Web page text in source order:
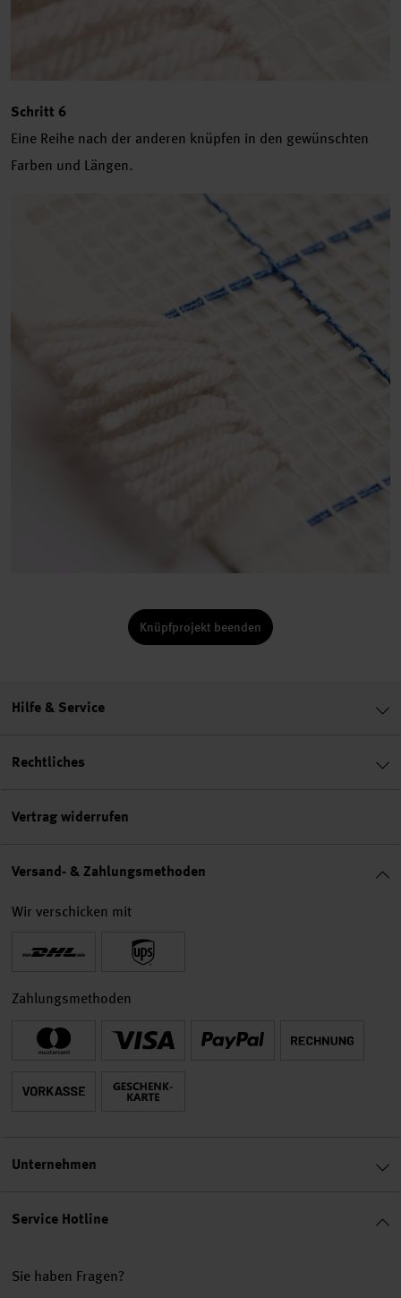
Schritt 6
Eine Reihe nach der anderen knüpfen in den gewünschten
Farben und Längen.
Knüpfprojekt beenden
Service Hotline
Sie haben Fragen?
Hilfe & Service
Rechtliches
Vertrag widerrufen
Versand- & Zahlungsmethoden
Wir verschicken mit
Zahlungsmethoden
Unternehmen